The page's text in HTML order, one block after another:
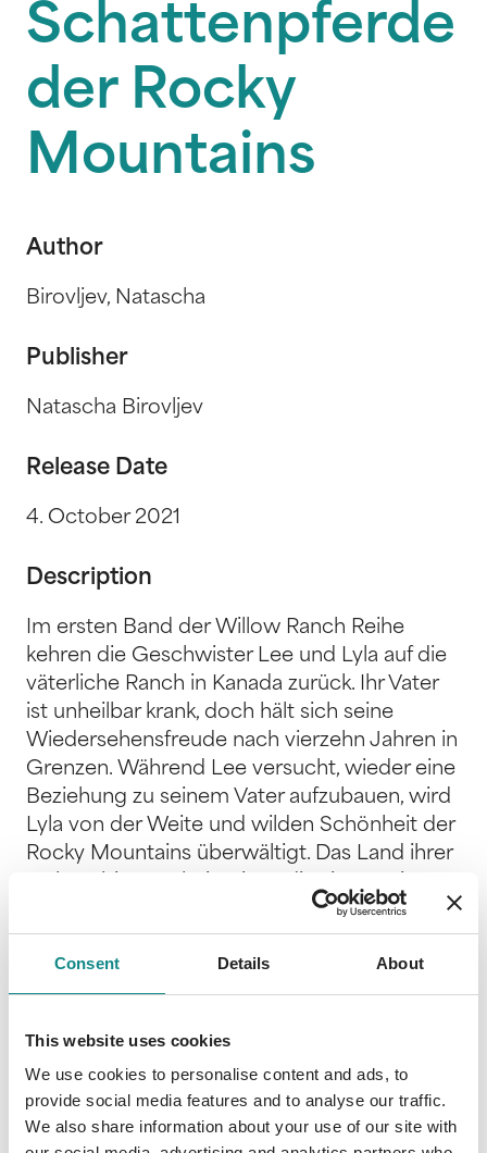
Consent Details About
This website uses cookies
We use cookies to personalise content and ads, to
provide social media features and to analyse our traffic.
We also share information about your use of our site with
Schattenpferde
der Rocky
Mountains
Author
Birovljev, Natascha
Publisher
Natascha Birovljev
Release Date
4. October 2021
Description
Im ersten Band der Willow Ranch Reihe
kehren die Geschwister Lee und Lyla auf die
väterliche Ranch in Kanada zurück. Ihr Vater
ist unheilbar krank, doch hält sich seine
Wiedersehensfreude nach vierzehn Jahren in
Grenzen. Während Lee versucht, wieder eine
Beziehung zu seinem Vater aufzubauen, wird
Lyla von der Weite und wilden Schönheit der
Rocky Mountains überwältigt. Das Land ihrer
und gleichzeitig neugierig machen. Lee muss
sich gegen einen Ranchhelfer durchsetzen
und kämpft um den Respekt und die
Anerkennung seines Vaters. Neue
Geschwister in Aufruhr und sehr schnell wird
klar, dass Heimat mehr als ein Ort ist und
Träume ihre eigene Wahrheit erzählen. Lyla
fühlt sich magisch zu den Wildpferden des